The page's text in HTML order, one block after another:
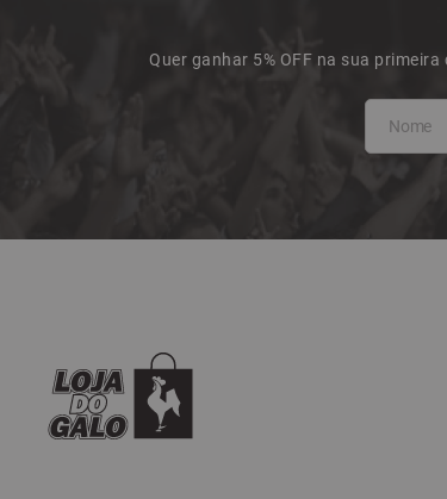
Quer ganhar 5% OFF na sua